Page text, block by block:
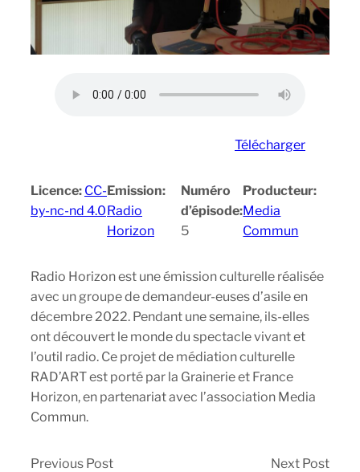
Télécharger
Licence: CC-
by-nc-nd 4.0
Emission:
Radio
Horizon
Numéro
d’épisode:
5
Producteur:
Media
Commun
Radio Horizon est une émission culturelle réalisée
avec un groupe de demandeur-euses d’asile en
décembre 2022. Pendant une semaine, ils-elles
ont découvert le monde du spectacle vivant et
l’outil radio. Ce projet de médiation culturelle
RAD’ART est porté par la Grainerie et France
Horizon, en partenariat avec l’association Media
Commun.
Previous Post
Next Post